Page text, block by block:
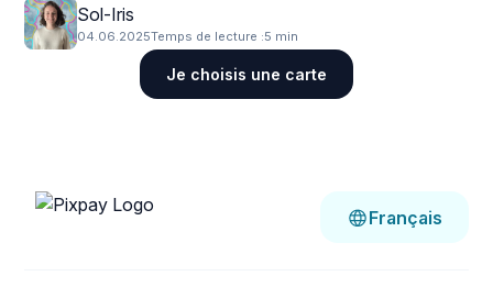
Sol-Iris
04.06.2025Temps de lecture :5 min
Je choisis une carte
Français